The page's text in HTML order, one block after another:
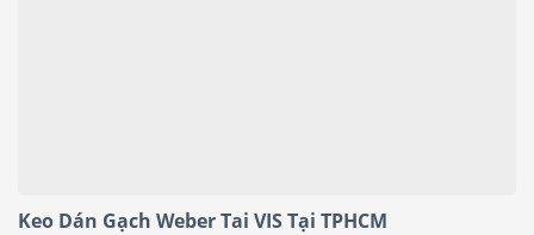
Keo Dán Gạch Weber Tai VIS Tại TPHCM